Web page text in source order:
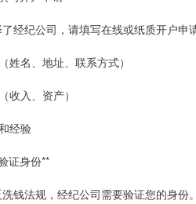
经纪公司，请填写在线或纸质开户申
姓名、地址、联系方式）
收入、资产）
经验
证身份**
钱法规，经纪公司需要验证您的身份